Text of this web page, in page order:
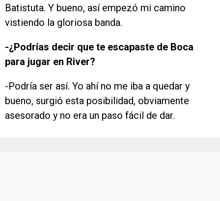
Batistuta. Y bueno, así empezó mi camino
vistiendo la gloriosa banda.
-¿Podrías decir que te escapaste de Boca
para jugar en River?
-Podría ser así. Yo ahí no me iba a quedar y
bueno, surgió esta posibilidad, obviamente
asesorado y no era un paso fácil de dar.